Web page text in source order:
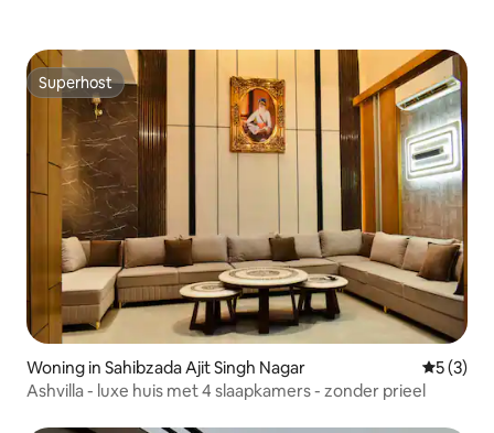
Superhost
Superhost
Woning in Sahibzada Ajit Singh Nagar
5 (3)
Ashvilla - luxe huis met 4 slaapkamers - zonder prieel